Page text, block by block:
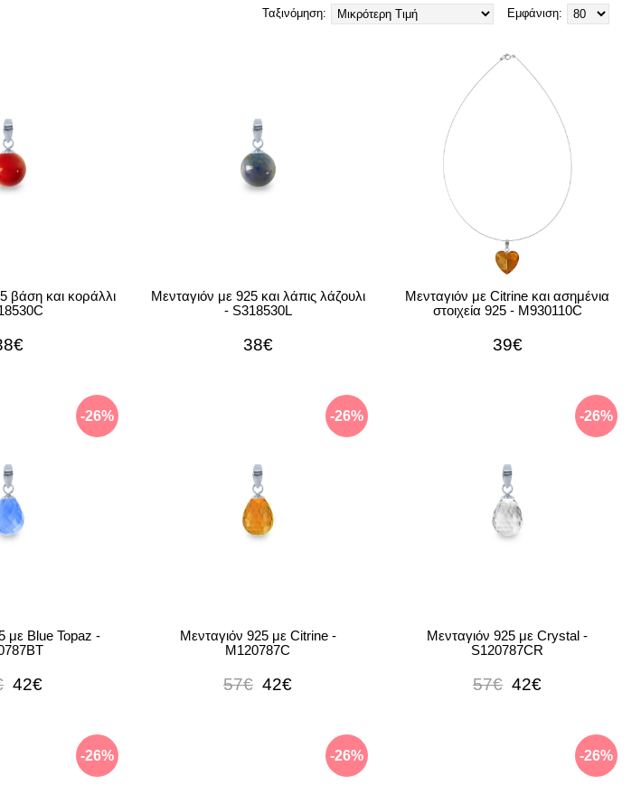
Εμφάνιση:
Ταξινόμηση:
βάση και κοράλλι
Μενταγιόν με 925 και λάπις λάζουλι
- S318530L
38€
Μενταγιόν με Citrine και ασημένια
στοιχεία 925 - M930110C
39€
-26%
με Blue Topaz -
42€
-26%
Μενταγιόν 925 με Citrine -
M120787C
57€ 42€
-26%
Μενταγιόν 925 με Crystal -
S120787CR
57€ 42€
-26% -26% -26%